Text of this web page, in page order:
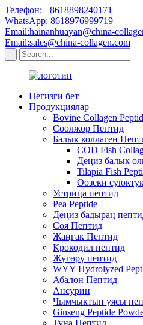
Телефон: +8618898240171
WhatsApp: 8618976999719
Email:hainanhuayan@china-
Email:sales@china-collagen.com
Негизги бет
Продукциялар
Bovine Collagen
Сөөлжөр Пептид
Балык коллаген
COD Fish
Деңиз балык
Tilapia Fish
Оозеки
Устрица пептид
Pea Peptide
Деңиз бадыраң
Соя Пептид
Жаңгак Пептид
Крокодил пептид
Жүгөрү пептид
WYY Hydrolyzed
Абалон Пептид
Ансурин
Чымчыктын уясы
Ginseng Peptide
Туна Пептид